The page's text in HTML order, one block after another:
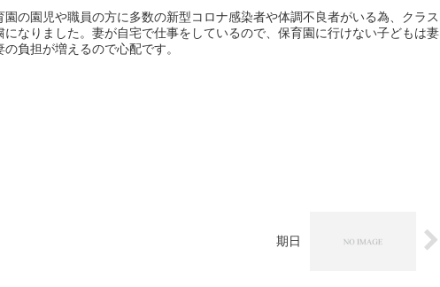
園の園児や職員の方に多数の新型コロナ感染者や体調不良者がいる為、クラス
になりました。妻が自宅で仕事をしているので、保育園に行けない子どもは妻
負担が増えるので心配です。
期日